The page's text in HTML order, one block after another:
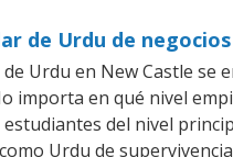
de Urdu de
Urdu en New Castle se
importa en qué nivel
del nivel
Urdu de